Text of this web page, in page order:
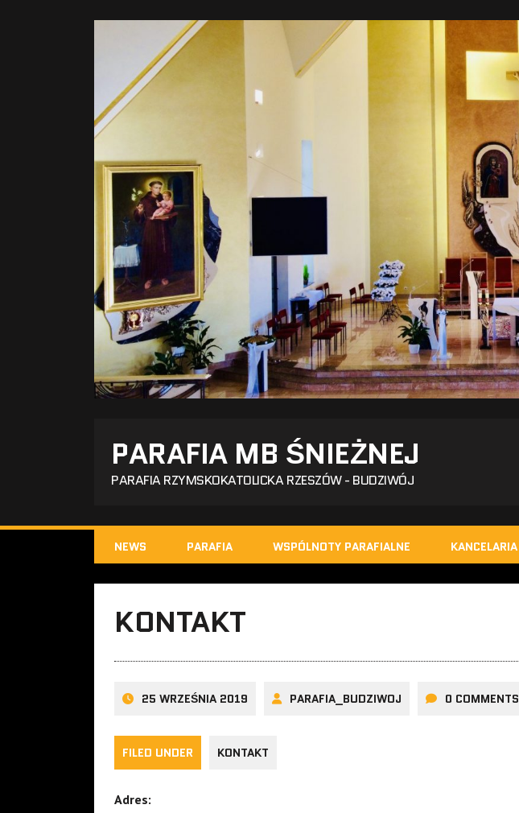
PARAFIA MB ŚNIEŻNEJ
PARAFIA RZYMSKOKATOLICKA RZESZÓW - BUDZIWÓJ
NEWS PARAFIA WSPÓLNOTY PARAFIALNE KANCELARIA
KONTAKT
25 WRZEŚNIA 2019 PARAFIA_BUDZIWOJ 0 COMMENTS
FILED UNDER KONTAKT
Adres: